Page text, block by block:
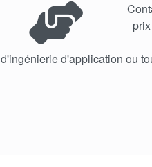
d'ingénierie d'application ou